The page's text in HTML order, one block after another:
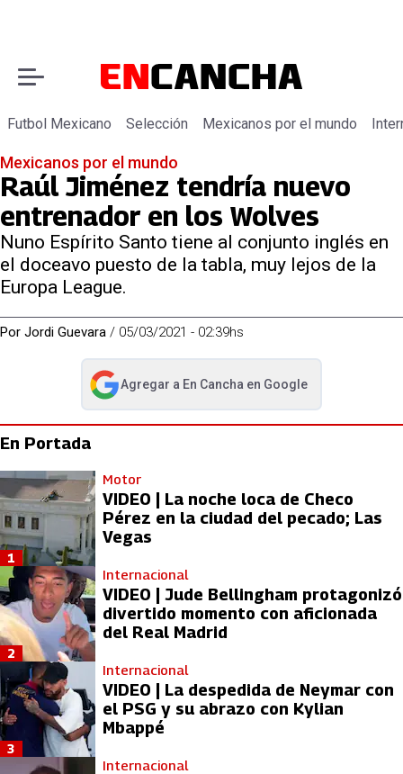
Futbol Mexicano Selección Mexicanos por el mundo
Mexicanos por el mundo
Raúl Jiménez tendría nuevo
entrenador en los Wolves
Nuno Espírito Santo tiene al conjunto inglés en
el doceavo puesto de la tabla, muy lejos de la
Europa League.
Por Jordi Guevara / 05/03/2021 - 02:39hs
Agregar a En Cancha en Google
abre en nueva pestaña
En Portada
Motor
VIDEO | La noche loca de Checo
Pérez en la ciudad del pecado; Las
Vegas
1
Internacional
VIDEO | Jude Bellingham protagonizó
divertido momento con aficionada
del Real Madrid
2
Internacional
VIDEO | La despedida de Neymar con
el PSG y su abrazo con Kylian
Mbappé
3
Internacional